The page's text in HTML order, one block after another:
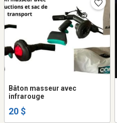
Bâton masseur avec
infrarouge
20 $